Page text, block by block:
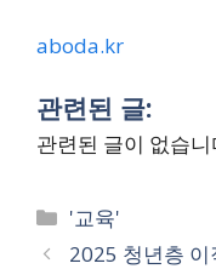
aboda.kr
관련된 글:
관련된 글이 없습니
Categories
'교육'
2025 청년층